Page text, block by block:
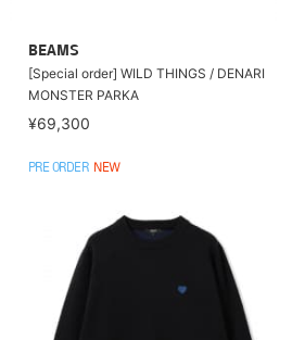
BEAMS
[Special order] WILD THINGS / DENARI
MONSTER PARKA
¥69,300
PRE ORDER NEW